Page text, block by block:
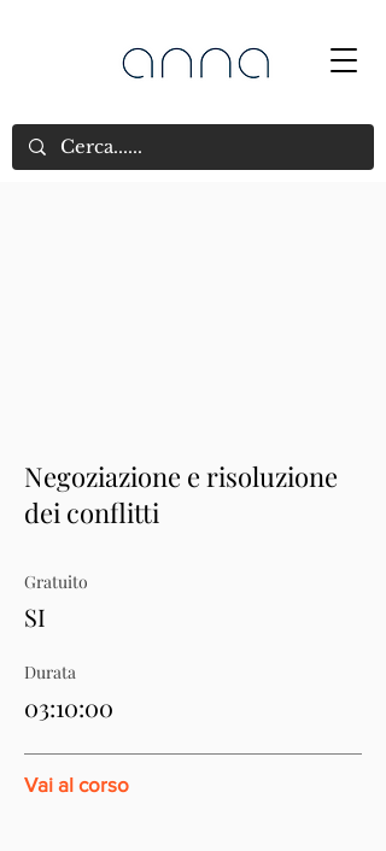
Negoziazione e risoluzione
dei conflitti
Gratuito
SI
Durata
03:10:00
Vai al corso